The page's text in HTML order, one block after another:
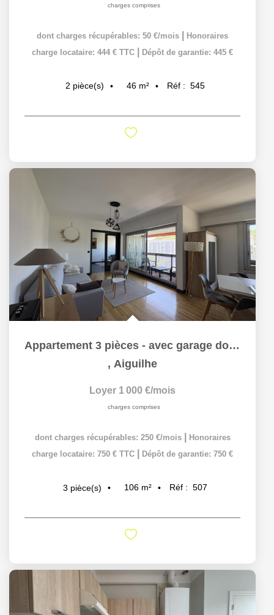
charges comprises
dont charges récupérables: 50 €/mois
Honoraires
charge locataire: 444 € TTC
Dépôt de garantie: 445 €
2 pièce(s) 46 m² Réf : 545
Appartement 3 pièces - avec garage double et cave à 10 min...
, Aiguilhe
Loyer 1 000 €/mois
charges comprises
dont charges récupérables: 250 €/mois
Honoraires
charge locataire: 750 € TTC
Dépôt de garantie: 750 €
3 pièce(s) 106 m² Réf : 507